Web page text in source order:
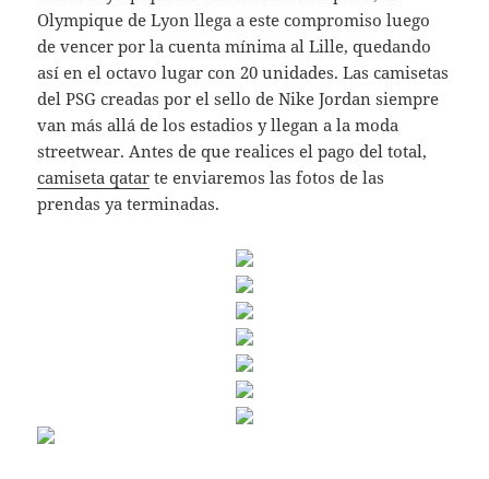
Olympique de Lyon llega a este compromiso luego
de vencer por la cuenta mínima al Lille, quedando
así en el octavo lugar con 20 unidades. Las camisetas
del PSG creadas por el sello de Nike Jordan siempre
van más allá de los estadios y llegan a la moda
streetwear. Antes de que realices el pago del total,
camiseta qatar te enviaremos las fotos de las
prendas ya terminadas.